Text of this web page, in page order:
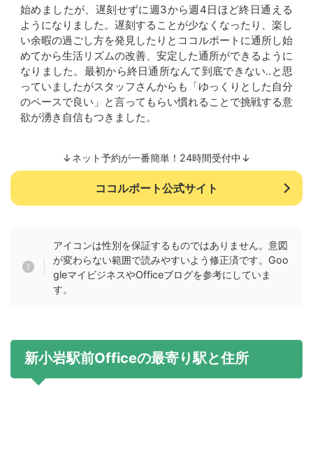
始めましたが、遅刻せずに週3から週4日ほど終日通える
ようになりました。遅刻することが少なくなったり、楽し
い余暇の過ごし方を発見したりとココルポートに通所し始
めてから生活リズムの改善、安定した通所ができるように
なりました。最初から終日通所なんて到底できない‥と思
っていましたがスタッフさんからも「ゆっくりとした自分
のペースで良い」と言ってもらい慣れることで挑戦する意
欲が湧き自信もつきました。
↓ネット予約が一番簡単！24時間受付中↓
ココルポート公式サイト
アイコンは性別を保証するものではありません。意図
が変わらない範囲で読みやすいよう修正済です。Goo
gleマイビジネスやOfficeブログを参考にしていま
す。
新小岩駅前Officeの最寄り駅と住所